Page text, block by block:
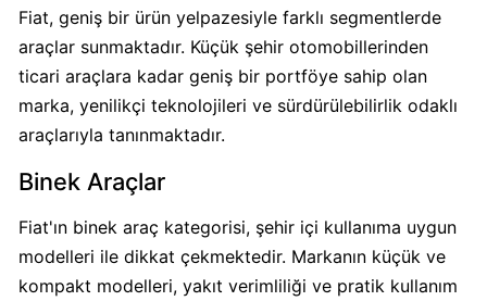
Boykot
mu?
Carrefour
Kimin
Sahibi
Kim?
Boykot
mu?
Cheetos
Fiat, geniş bir ürün yelpazesiyle farklı segmentlerde
araçlar sunmaktadır. Küçük şehir otomobillerinden
ticari araçlara kadar geniş bir portföye sahip olan
marka, yenilikçi teknolojileri ve sürdürülebilirlik odaklı
araçlarıyla tanınmaktadır.
Binek Araçlar
Fiat'ın binek araç kategorisi, şehir içi kullanıma uygun
modelleri ile dikkat çekmektedir. Markanın küçük ve
kompakt modelleri, yakıt verimliliği ve pratik kullanım